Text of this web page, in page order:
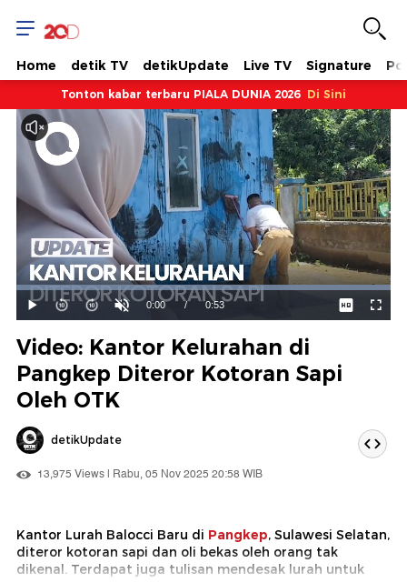
Home detik TV detikUpdate Live TV Signature
Tonton kabar terbaru PIALA DUNIA 2026 Di Sini
Mainkan
Suara
Hidup
Waktu
0:00 / Durasi
0:53
Dimuat:
100.00%
Video: Kantor Kelurahan di
Pangkep Diteror Kotoran Sapi
Oleh OTK
detikUpdate
13,975 Views | Rabu, 05 Nov 2025 20:58 WIB
Kantor Lurah Balocci Baru di Pangkep, Sulawesi Selatan,
diteror kotoran sapi dan oli bekas oleh orang tak
dikenal. Terdapat juga tulisan mendesak lurah untuk